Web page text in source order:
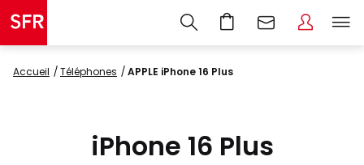
Accueil Téléphones APPLE iPhone 16 Plus
iPhone 16 Plus